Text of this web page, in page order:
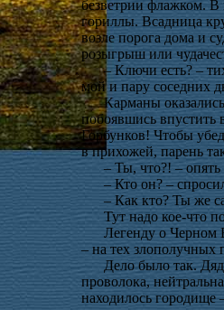
безветрии флажком. В
гориллы. Всадница
возле порога дома и
розыгрыш или
– Ключи есть? –
мой и пару соседних
Карманы
побоявшись впустить
Горбунков! Чтобы
в прихожей, парень
– Ты, что?! –
– Кто он? –
– Как кто? Ты же
Тут надо кое-что
Легенду о Черном
– на тех злополучных
Дело было так.
проволока,
находилось городище